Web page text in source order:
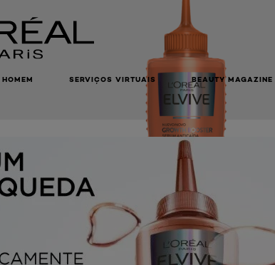
SERVIÇOS VIRTUAIS BEAUTY MAGAZINE
NEXT CARD